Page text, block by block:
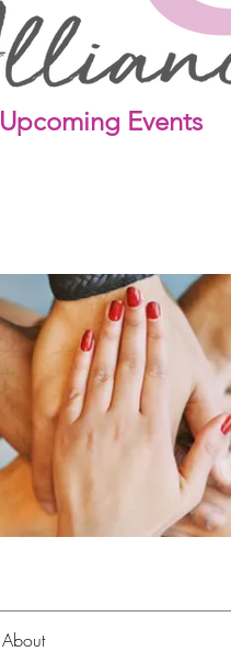
Upcoming Events
About